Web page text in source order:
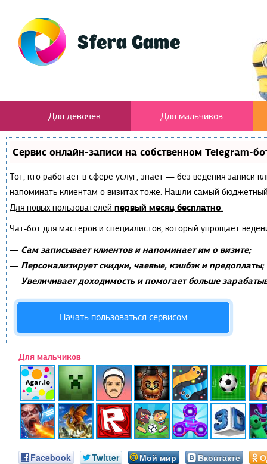
Для девочек Для мальчиков
Сервис онлайн-записи на собственном Telegram-
Тот, кто работает в сфере услуг, знает — без ведения записи
напоминать клиентам о визитах тоже. Нашли самый
Для новых пользователей первый месяц бесплатно.
Чат-бот для мастеров и специалистов, который упрощает
— Сам записывает клиентов и напоминает им о визите;
— Персонализирует скидки, чаевые, кэшбэк и предоплаты;
— Увеличивает доходимость и помогает больше
Начать пользоваться сервисом
Для мальчиков
Facebook Twitter Мой мир Вконтакте